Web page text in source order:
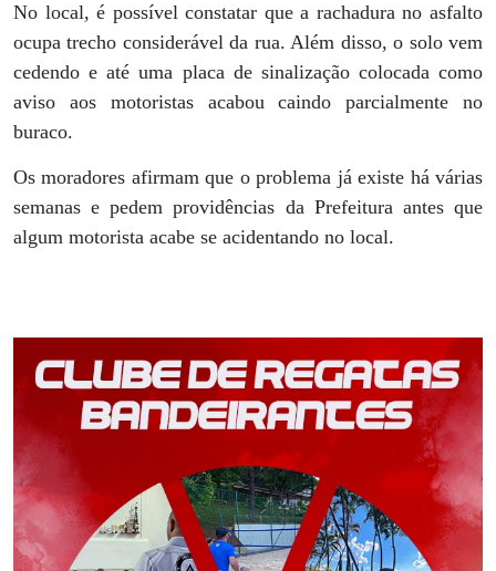
No local, é possível constatar que a rachadura no asfalto
ocupa trecho considerável da rua. Além disso, o solo vem
cedendo e até uma placa de sinalização colocada como
aviso aos motoristas acabou caindo parcialmente no
buraco.
Os moradores afirmam que o problema já existe há várias
semanas e pedem providências da Prefeitura antes que
algum motorista acabe se acidentando no local.